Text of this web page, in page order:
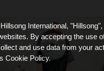
International,
By accepting the use
and use data from your
Cookie Policy.